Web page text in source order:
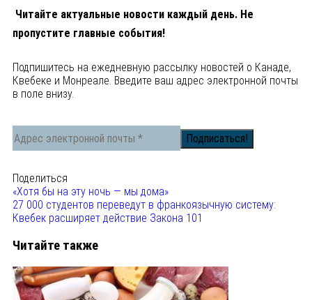
Читайте актуальные новости каждый день. Не
пропустите главные события!
Подпишитесь на ежедневную рассылку новостей о Канаде,
Квебеке и Монреале. Введите ваш адрес электронной почты
в поле внизу.
Поделиться
«Хотя бы на эту ночь — мы дома»
27 000 студентов переведут в франкоязычную систему:
Квебек расширяет действие Закона 101
Читайте также